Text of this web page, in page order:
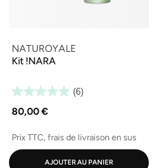
NATUROYALE
Kit !NARA
(6)
80,00 €
Prix TTC, frais de livraison en sus
AJOUTER AU PANIER